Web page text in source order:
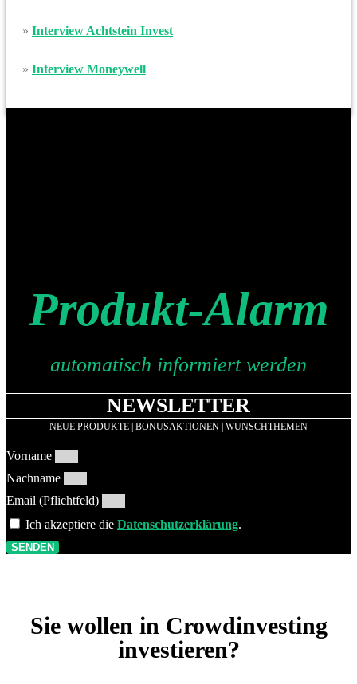
» Interview Achtstein Invest
» Interview Moneywell
Produkt-Alarm
automatisch informiert werden
NEWSLETTER
NEUE PRODUKTE | BONUSAKTIONEN | WUNSCHTHEMEN
Vorname
Nachname
Email (Pflichtfeld)
Ich akzeptiere die Datenschutzerklärung.
SENDEN
Sie wollen in Crowdinvesting
investieren?